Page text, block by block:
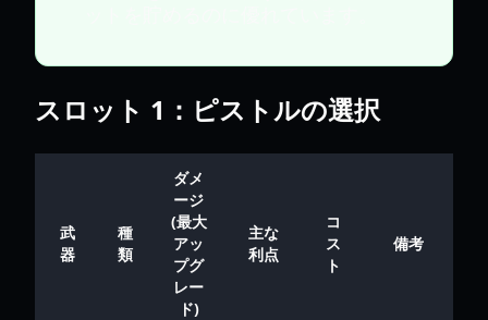
スロット 1：ピストルの選択
武
器
種
類
ダメ
ージ
(最大
アッ
プグ
レー
ド)
主な
利点
コ
ス
ト
備考